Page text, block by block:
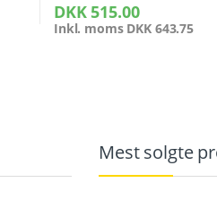
DKK515.00
Inkl. moms DKK 643.75
Mest solgte